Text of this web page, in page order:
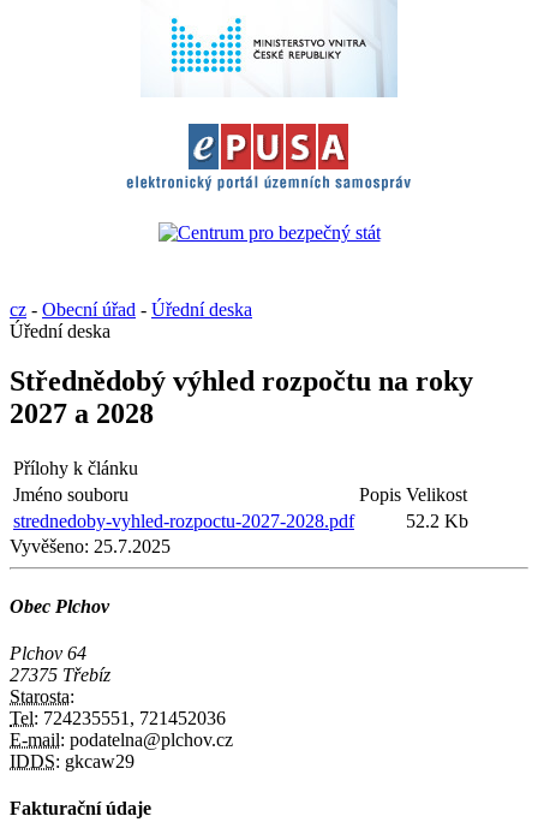
cz - Obecní úřad - Úřední deska
Úřední deska
Střednědobý výhled rozpočtu na roky
2027 a 2028
Přílohy k článku
Jméno souboru
Popis Velikost
strednedoby-vyhled-rozpoctu-2027-2028.pdf
52.2 Kb
Vyvěšeno: 25.7.2025
Obec Plchov
Plchov 64
27375 Třebíz
Starosta:
Tel: 724235551, 721452036
E-mail: podatelna@plchov.cz
IDDS: gkcaw29
Fakturační údaje